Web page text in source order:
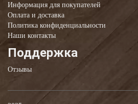
Информация для покупателей
Оплата и доставка
Политика конфиденциальности
Наши контакты
Поддержка
Отзывы